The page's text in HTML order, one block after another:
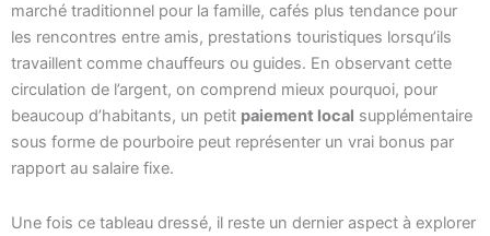
marché traditionnel pour la famille, cafés plus tendance pour
les rencontres entre amis, prestations touristiques lorsqu’ils
travaillent comme chauffeurs ou guides. En observant cette
circulation de l’argent, on comprend mieux pourquoi, pour
beaucoup d’habitants, un petit paiement local supplémentaire
sous forme de pourboire peut représenter un vrai bonus par
rapport au salaire fixe.
Une fois ce tableau dressé, il reste un dernier aspect à explorer